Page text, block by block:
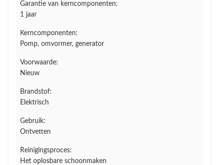
Garantie van kerncomponenten:
1 jaar
Kerncomponenten:
Pomp, omvormer, generator
Voorwaarde:
Nieuw
Brandstof:
Elektrisch
Gebruik:
Ontvetten
Reinigingsproces:
Het oplosbare schoonmaken